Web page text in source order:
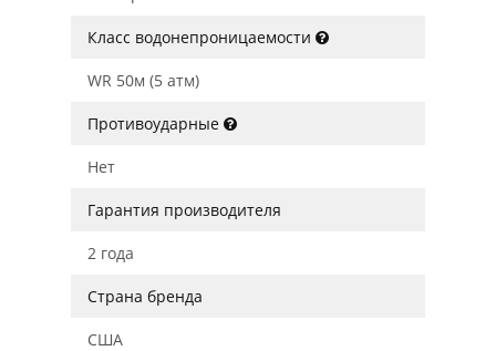
Класс водонепроницаемости
WR 50м (5 атм)
Противоударные
Нет
Гарантия производителя
2 года
Страна бренда
США